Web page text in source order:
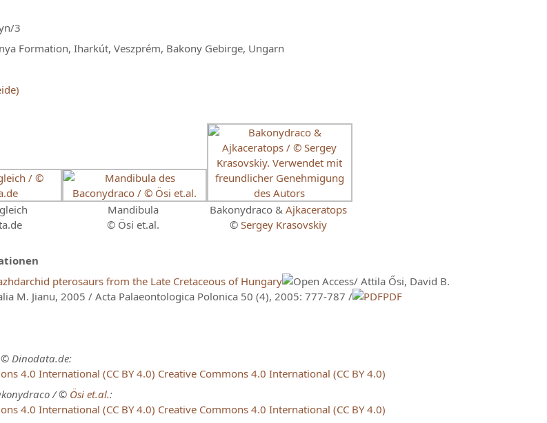
3
Formation, Iharkút, Veszprém, Bakony Gebirge, Ungarn
Mandibula
© Ösi et.al.
Bakonydraco & Ajkaceratops
© Sergey Krasovskiy
pterosaurs from the Late Cretaceous of Hungary
/ Attila Ősi, David B.
M. Jianu, 2005 / Acta Palaeontologica Polonica 50 (4), 2005: 777-787 /
PDF
Dinodata.de:
Creative Commons 4.0 International (CC BY 4.0)
/ © Ösi et.al.:
Creative Commons 4.0 International (CC BY 4.0)